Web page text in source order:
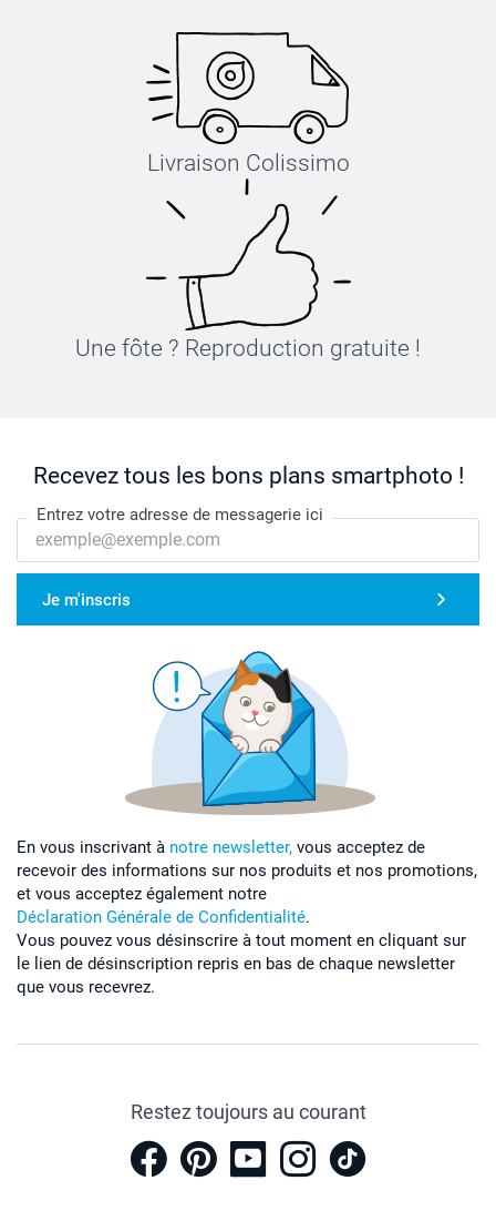
Livraison Colissimo
Une fôte ? Reproduction gratuite !
Recevez tous les bons plans smartphoto !
Entrez votre adresse de messagerie ici
Je m'inscris
En vous inscrivant à notre newsletter, vous acceptez de
recevoir des informations sur nos produits et nos promotions,
et vous acceptez également notre
Déclaration Générale de Confidentialité.
Vous pouvez vous désinscrire à tout moment en cliquant sur
le lien de désinscription repris en bas de chaque newsletter
que vous recevrez.
Restez toujours au courant